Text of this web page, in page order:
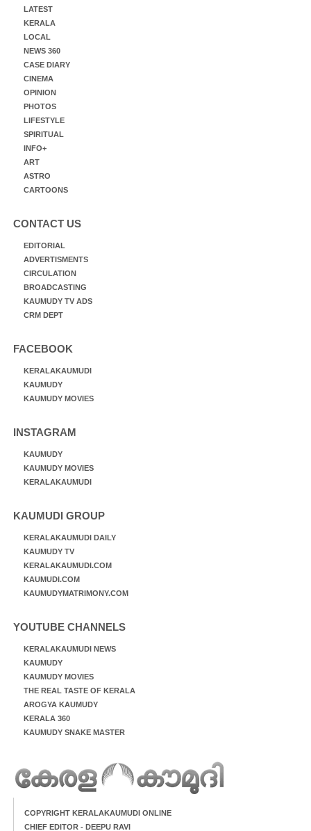
LATEST
KERALA
LOCAL
NEWS 360
CASE DIARY
CINEMA
OPINION
PHOTOS
LIFESTYLE
SPIRITUAL
INFO+
ART
ASTRO
CARTOONS
CONTACT US
EDITORIAL
ADVERTISMENTS
CIRCULATION
BROADCASTING
KAUMUDY TV ADS
CRM DEPT
FACEBOOK
KERALAKAUMUDI
KAUMUDY
KAUMUDY MOVIES
INSTAGRAM
KAUMUDY
KAUMUDY MOVIES
KERALAKAUMUDI
KAUMUDI GROUP
KERALAKAUMUDI DAILY
KAUMUDY TV
KERALAKAUMUDI.COM
KAUMUDI.COM
KAUMUDYMATRIMONY.COM
YOUTUBE CHANNELS
KERALAKAUMUDI NEWS
KAUMUDY
KAUMUDY MOVIES
THE REAL TASTE OF KERALA
AROGYA KAUMUDY
KERALA 360
KAUMUDY SNAKE MASTER
COPYRIGHT KERALAKAUMUDI ONLINE
CHIEF EDITOR - DEEPU RAVI